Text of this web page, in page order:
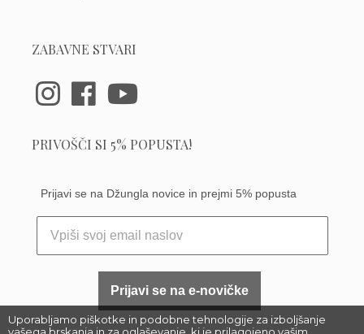
Uporabljamo piškotke in podobne tehnologije za izboljšanje
ZABAVNE STVARI
PRIVOŠČI SI 5% POPUSTA!
Prijavi se na Džungla novice in prejmi 5% popusta
Prijavi se na e-novičke